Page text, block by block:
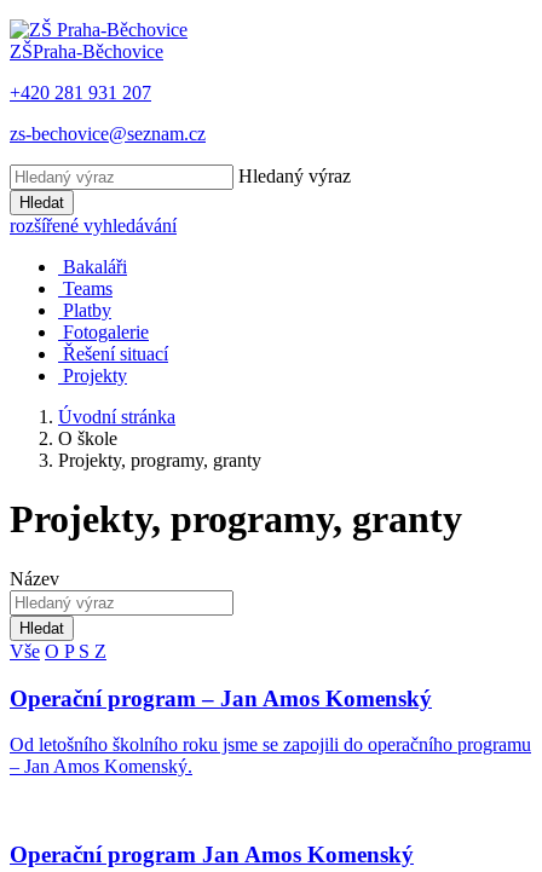
ZŠPraha-Běchovice
+420 281 931 207
zs-bechovice@seznam.cz
Hledaný výraz
Hledat
rozšířené vyhledávání
Bakaláři
Teams
Platby
Fotogalerie
Řešení situací
Projekty
Úvodní stránka
O škole
Projekty, programy, granty
Projekty, programy, granty
Název
Hledat
Vše O P S Z
Operační program – Jan Amos Komenský
Od letošního školního roku jsme se zapojili do operačního programu
– Jan Amos Komenský.
Operační program Jan Amos Komenský